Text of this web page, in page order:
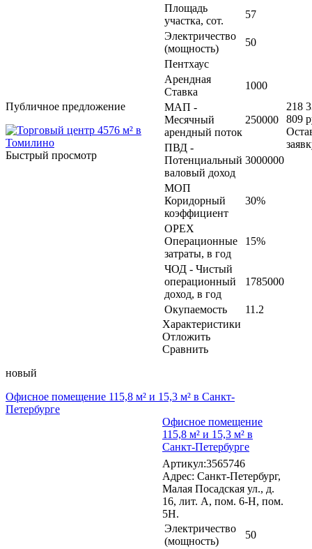
Публичное предложение
Быстрый просмотр
Площадь
участка, сот.
57
Электричество
(мощность)
50
Пентхаус
Арендная
Ставка
1000
МАП -
Месячный
арендный поток
250000
ПВД -
Потенциальный
валовый доход
3000000
МОП
Коридорный
коэффициент
30%
OPEX
Операционные
затраты, в год
15%
ЧОД - Чистый
операционный
доход, в год
1785000
Окупаемость
11.2
Характеристики
Отложить
Сравнить
218
809
новый
Офисное помещение 115,8 м² и 15,3 м² в Санкт-
Петербурге
Офисное помещение
115,8 м² и 15,3 м² в
Санкт-Петербурге
Артикул:3565746
Адрес: Санкт-Петербург,
Малая Посадская ул., д.
16, лит. А, пом. 6-Н, пом.
5Н.
Электричество
(мощность)
50